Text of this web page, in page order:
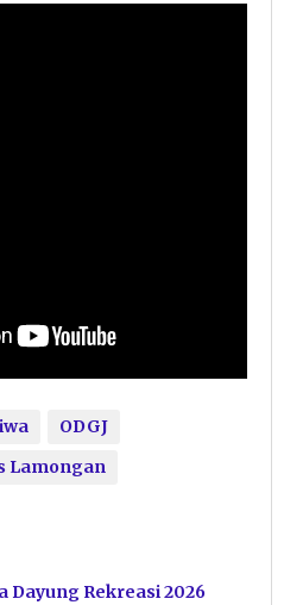
ODGJ
Lamongan
Dayung Rekreasi 2026